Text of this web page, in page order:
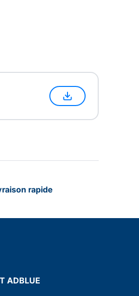
rapide
ADBLUE